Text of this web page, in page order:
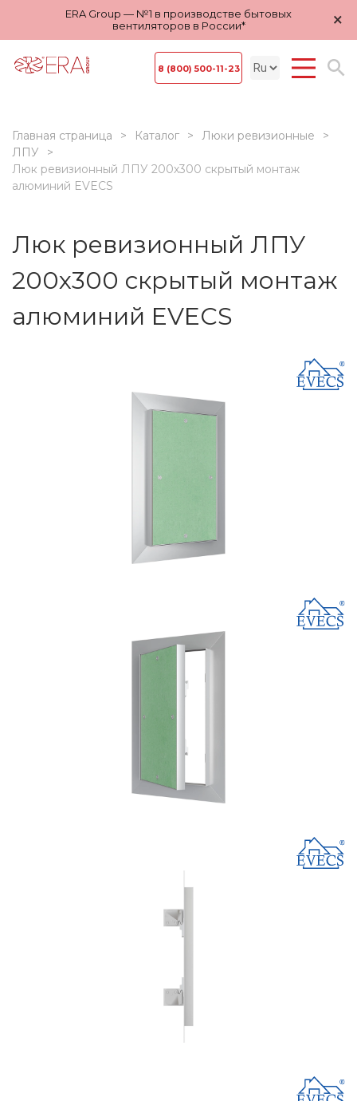
ERA Group — №1 в производстве бытовых
вентиляторов в России*
×
8 (800) 500-11-23
Главная страница Каталог
Люки ревизионные
ЛПУ
Люк ревизионный ЛПУ 200х300 скрытый монтаж
алюминий EVECS
Люк ревизионный ЛПУ
200х300 скрытый монтаж
алюминий EVECS